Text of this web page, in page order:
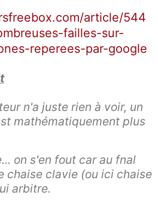
article/544
failles-sur-
reperees-par-google
n'a juste rien à voir, un
mathématiquement plus
on s'en fout car au fnal
chaise clavie (ou ici chaise
arbitre.